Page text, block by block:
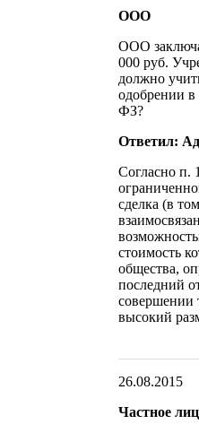
ООО
ООО
000 руб.
должно
одобрении в
ФЗ?
Ответил:
Согласно п.
сделка (в
стоимость
общества,
последний
совершении
высокий
26.08.2015
Частное